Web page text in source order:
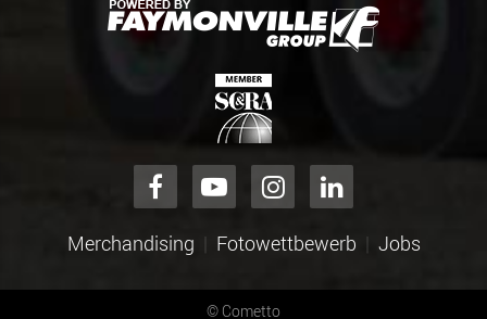
Merchandising Fotowettbewerb Jobs
© Cometto